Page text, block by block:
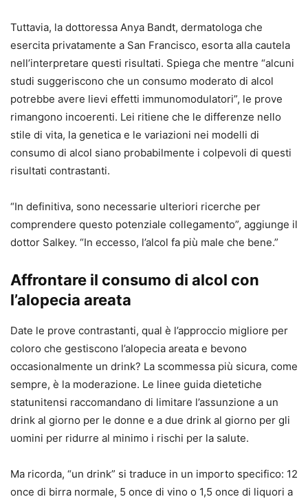
Tuttavia, la dottoressa Anya Bandt, dermatologa che
esercita privatamente a San Francisco, esorta alla cautela
nell’interpretare questi risultati. Spiega che mentre “alcuni
studi suggeriscono che un consumo moderato di alcol
potrebbe avere lievi effetti immunomodulatori”, le prove
rimangono incoerenti. Lei ritiene che le differenze nello
stile di vita, la genetica e le variazioni nei modelli di
consumo di alcol siano probabilmente i colpevoli di questi
risultati contrastanti.
“In definitiva, sono necessarie ulteriori ricerche per
comprendere questo potenziale collegamento”, aggiunge il
dottor Salkey. “In eccesso, l’alcol fa più male che bene.”
Affrontare il consumo di alcol con
l’alopecia areata
Date le prove contrastanti, qual è l’approccio migliore per
coloro che gestiscono l’alopecia areata e bevono
occasionalmente un drink? La scommessa più sicura, come
sempre, è la moderazione. Le linee guida dietetiche
statunitensi raccomandano di limitare l’assunzione a un
drink al giorno per le donne e a due drink al giorno per gli
uomini per ridurre al minimo i rischi per la salute.
Ma ricorda, “un drink” si traduce in un importo specifico: 12
once di birra normale, 5 once di vino o 1,5 once di liquori a